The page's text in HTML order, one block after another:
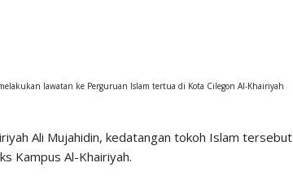
lawatan ke Perguruan Islam tertua di Kota Cilegon Al-Khairiyah
Ali Mujahidin, kedatangan tokoh Islam tersebut
Kampus Al-Khairiyah.